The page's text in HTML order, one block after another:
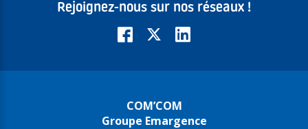
Rejoignez-nous sur nos réseaux !
COM’COM
Groupe Emargence